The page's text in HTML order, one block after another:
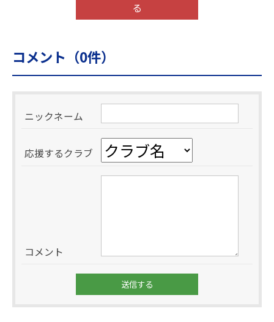
る
コメント（0件）
ニックネーム
応援するクラブ
コメント